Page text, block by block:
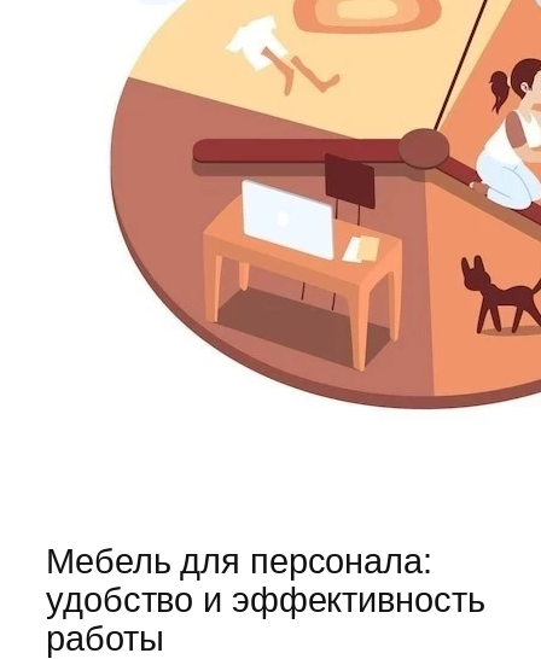
Мебель для персонала:
удобство и эффективность
работы